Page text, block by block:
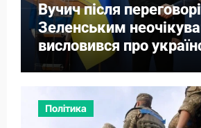
Вучич після
Зеленським
висловився про
території
Політика